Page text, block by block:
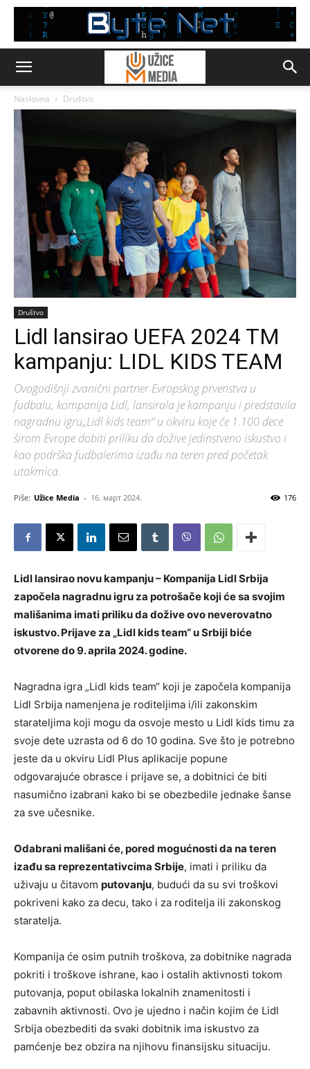
Naslovna Društvo
Društvo
Lidl lansirao UEFA 2024 TM
kampanju: LIDL KIDS TEAM
Ovogodišnji zvanični partner Evropskog prvenstva u
fudbalu, kompanija Lidl, lansirala je kampanju i predstavila
nagradnu igru„Lidl kids team“ u okviru koje će 1.100 dece
širom Evrope dobiti priliku da dožive jedinstveno iskustvo i
kao podrška fudbalerima izađu na teren pred početak
utakmica.
Piše: Užice Media - 16. март 2024. 176
Lidl lansirao novu kampanju – Kompanija Lidl Srbija
započela nagradnu igru za potrošače koji će sa svojim
mališanima imati priliku da dožive ovo neverovatno
iskustvo. Prijave za „Lidl kids team“ u Srbiji biće
otvorene do 9. aprila 2024. godine.
Nagradna igra „Lidl kids team“ koji je započela kompanija
Lidl Srbija namenjena je roditeljima i/ili zakonskim
starateljima koji mogu da osvoje mesto u Lidl kids timu za
svoje dete uzrasta od 6 do 10 godina. Sve što je potrebno
jeste da u okviru Lidl Plus aplikacije popune
odgovarajuće obrasce i prijave se, a dobitnici će biti
nasumično izabrani kako bi se obezbedile jednake šanse
za sve učesnike.
Odabrani mališani će, pored mogućnosti da na teren
izađu sa reprezentativcima Srbije, imati i priliku da
uživaju u čitavom putovanju, budući da su svi troškovi
pokriveni kako za decu, tako i za roditelja ili zakonskog
staratelja.
Kompanija će osim putnih troškova, za dobitnike nagrada
pokriti i troškove ishrane, kao i ostalih aktivnosti tokom
putovanja, poput obilaska lokalnih znamenitosti i
zabavnih aktivnosti. Ovo je ujedno i način kojim će Lidl
Srbija obezbediti da svaki dobitnik ima iskustvo za
pamćenje bez obzira na njihovu finansijsku situaciju.